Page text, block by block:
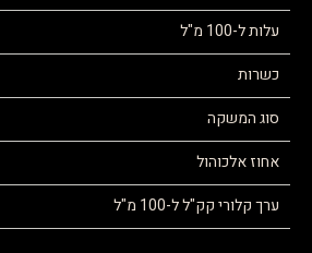
עלות ל-100 מ"ל
כשרות
סוג המשקה
אחוז אלכוהול
ערך קלורי קק"ל ל-100 מ"ל